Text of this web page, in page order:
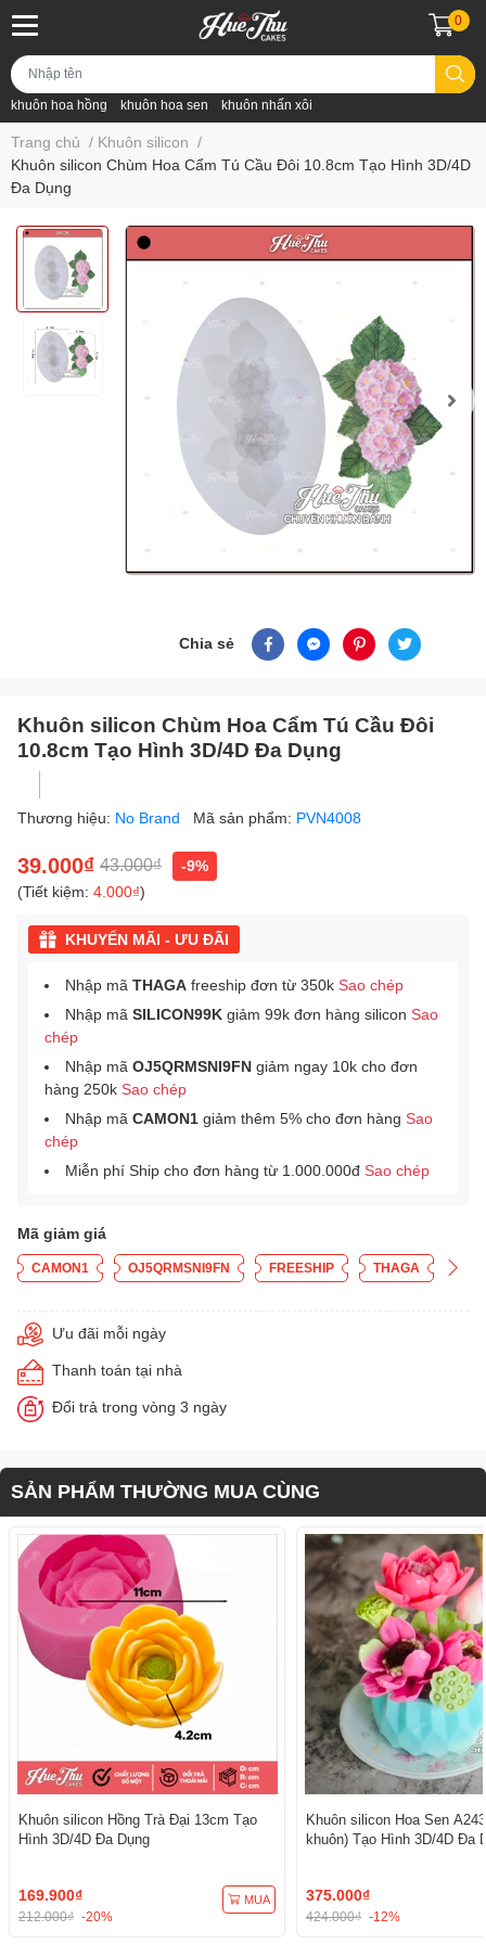
khuôn hoa hồng khuôn hoa sen khuôn nhấn xôi
0
Trang chủ / Khuôn silicon /
Khuôn silicon Chùm Hoa Cẩm Tú Cầu Đôi 10.8cm Tạo Hình 3D/4D
Đa Dụng
Chia sẻ
Khuôn silicon Chùm Hoa Cẩm Tú Cầu Đôi
10.8cm Tạo Hình 3D/4D Đa Dụng
Thương hiệu: No Brand Mã sản phẩm: PVN4008
39.000₫ 43.000₫
-9%
(Tiết kiệm: 4.000₫)
KHUYẾN MÃI - ƯU ĐÃI
Nhập mã THAGA freeship đơn từ 350k Sao chép
Nhập mã SILICON99K giảm 99k đơn hàng silicon Sao
chép
Nhập mã OJ5QRMSNI9FN giảm ngay 10k cho đơn
hàng 250k Sao chép
Nhập mã CAMON1 giảm thêm 5% cho đơn hàng Sao
chép
Miễn phí Ship cho đơn hàng từ 1.000.000đ Sao chép
Mã giảm giá
CAMON1 OJ5QRMSNI9FN FREESHIP THAGA
Ưu đãi mỗi ngày
Thanh toán tại nhà
Đổi trả trong vòng 3 ngày
SẢN PHẨM THƯỜNG MUA CÙNG
Khuôn silicon Hồng Trà Đại 13cm Tạo
Hình 3D/4D Đa Dụng
169.900₫
212.000₫ -20%
MUA
Khuôn silicon Hoa Sen
khuôn) Tạo Hình 3D/4D Đa
375.000₫
424.000₫ -12%